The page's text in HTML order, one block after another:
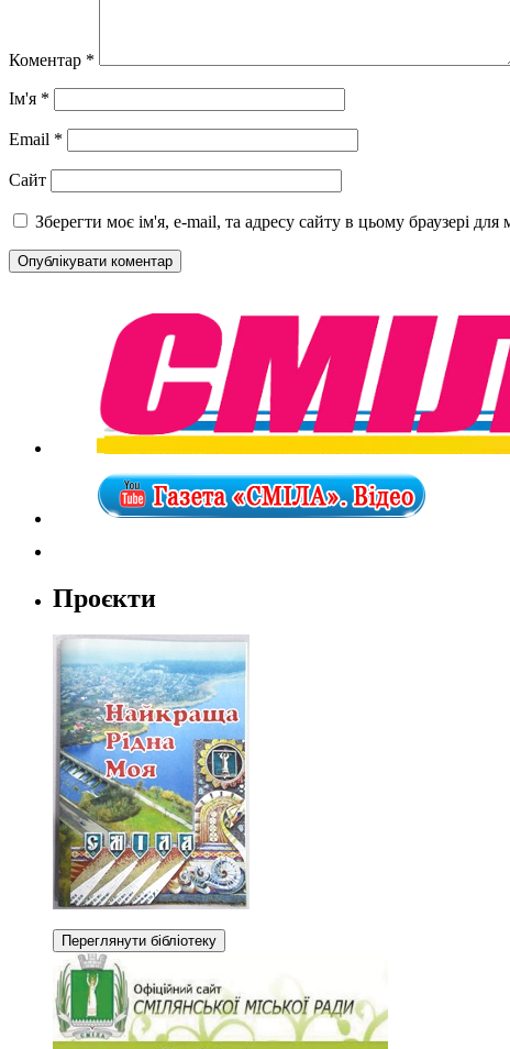
Коментар *
Ім'я *
Email *
Сайт
Зберегти моє ім'я, e-mail, та адресу сайту в цьому браузері
Проєкти